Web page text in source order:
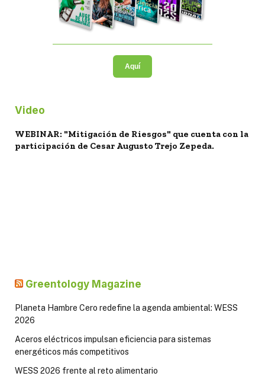
Aquí
Video
WEBINAR: "Mitigación de Riesgos" que cuenta con la
participación de Cesar Augusto Trejo Zepeda.
Greentology Magazine
Planeta Hambre Cero redefine la agenda ambiental: WESS
2026
Aceros eléctricos impulsan eficiencia para sistemas
energéticos más competitivos
WESS 2026 frente al reto alimentario